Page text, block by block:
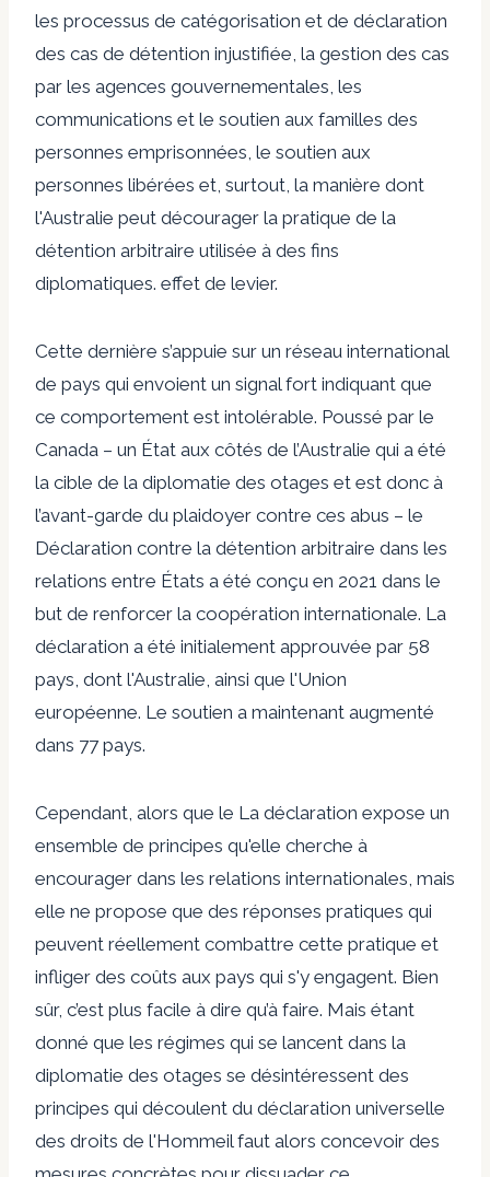
les processus de catégorisation et de déclaration
des cas de détention injustifiée, la gestion des cas
par les agences gouvernementales, les
communications et le soutien aux familles des
personnes emprisonnées, le soutien aux
personnes libérées et, surtout, la manière dont
l'Australie peut décourager la pratique de la
détention arbitraire utilisée à des fins
diplomatiques. effet de levier.
Cette dernière s’appuie sur un réseau international
de pays qui envoient un signal fort indiquant que
ce comportement est intolérable. Poussé par le
Canada – un État aux côtés de l’Australie qui a été
la cible de la diplomatie des otages et est donc à
l’avant-garde du plaidoyer contre ces abus – le
Déclaration contre la détention arbitraire dans les
relations entre États a été conçu en 2021 dans le
but de renforcer la coopération internationale. La
déclaration a été initialement approuvée par 58
pays, dont l'Australie, ainsi que l'Union
européenne. Le soutien a maintenant augmenté
dans 77 pays.
Cependant, alors que le La déclaration expose un
ensemble de principes qu'elle cherche à
encourager dans les relations internationales, mais
elle ne propose que des réponses pratiques qui
peuvent réellement combattre cette pratique et
infliger des coûts aux pays qui s'y engagent. Bien
sûr, c’est plus facile à dire qu’à faire. Mais étant
donné que les régimes qui se lancent dans la
diplomatie des otages se désintéressent des
principes qui découlent du déclaration universelle
des droits de l'Hommeil faut alors concevoir des